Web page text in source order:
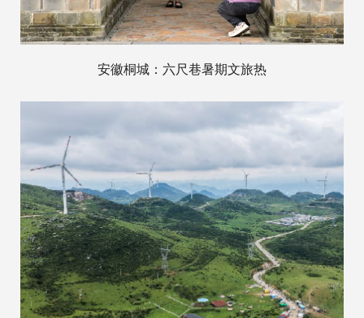
安徽桐城：六尺巷暑期文旅热